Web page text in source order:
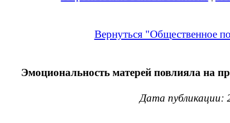
Вернуться "Общественное
Эмоциональность матерей повлияла на
Дата публикации: